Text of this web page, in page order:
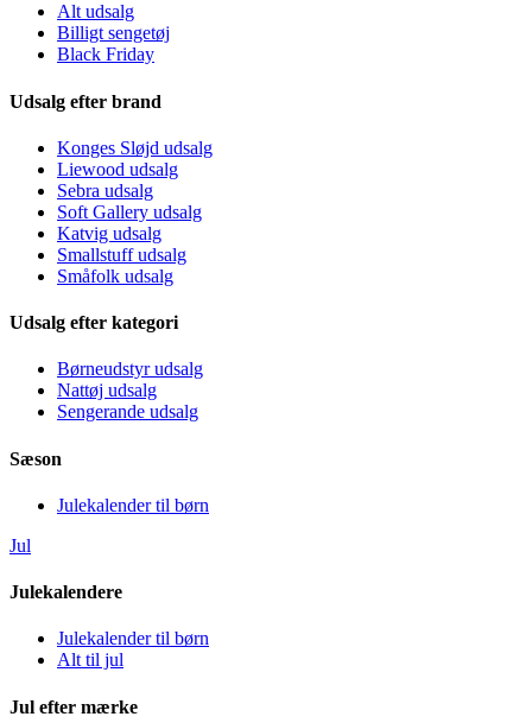
Alt udsalg
Billigt sengetøj
Black Friday
Udsalg efter brand
Konges Sløjd udsalg
Liewood udsalg
Sebra udsalg
Soft Gallery udsalg
Katvig udsalg
Smallstuff udsalg
Småfolk udsalg
Udsalg efter kategori
Børneudstyr udsalg
Nattøj udsalg
Sengerande udsalg
Sæson
Julekalender til børn
Jul
Julekalendere
Julekalender til børn
Alt til jul
Jul efter mærke